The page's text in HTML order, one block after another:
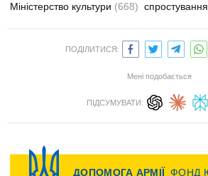
Міністерство культури (668) спростування
ПОДІЛИТИСЯ:
Мені подобається
ПІДСУМУВАТИ: